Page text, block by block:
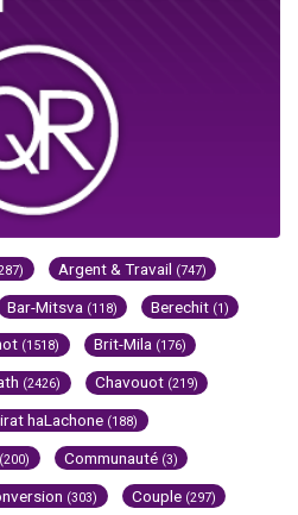
Argent & Travail (747)
Bar-Mitsva (118) Berechit (1)
(1518) Brit-Mila (176)
(2426) Chavouot (219)
haLachone (188)
(200) Communauté (3)
(303) Couple (297)